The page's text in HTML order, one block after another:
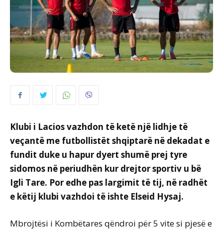
Klubi i Lacios vazhdon të ketë një lidhje të
veçantë me futbollistët shqiptarë në dekadat e
fundit duke u hapur dyert shumë prej tyre
sidomos në periudhën kur drejtor sportiv u bë
Igli Tare. Por edhe pas largimit të tij, në radhët
e këtij klubi vazhdoi të ishte Elseid Hysaj.
Mbrojtësi i Kombëtares qëndroi për 5 vite si pjesë e